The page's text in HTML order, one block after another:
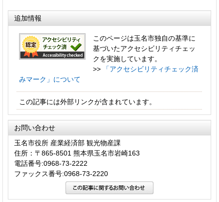
追加情報
このページは玉名市独自の基準に
基づいたアクセシビリティチェッ
クを実施しています。
>>
「アクセシビリティチェック済
みマーク」について
この記事には外部リンクが含まれています。
お問い合わせ
玉名市役所 産業経済部 観光物産課
住所：〒865-8501 熊本県玉名市岩崎163
電話番号:0968-73-2222
ファックス番号:0968-73-2220